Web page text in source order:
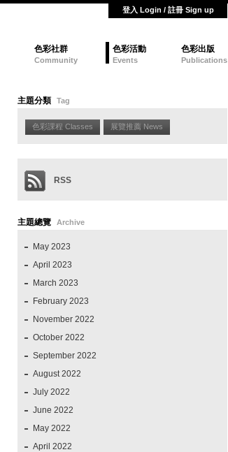
登入 Login / 註冊 Sign up
色彩社群
Community
色彩活動
Events
色彩出版
Publications
主題分類 Tag
色彩課程 Classes 展覽推薦 News
RSS
主題總覽 Archive
May 2023
April 2023
March 2023
February 2023
November 2022
October 2022
September 2022
August 2022
July 2022
June 2022
May 2022
April 2022